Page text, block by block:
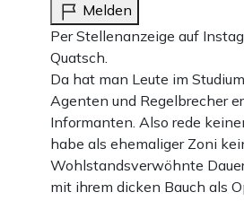
Melden
Per Stellenanzeige auf
Quatsch.
Da hat man Leute im
Agenten und Regelbrecher
Informanten. Also rede
habe als ehemaliger Zoni
Wohlstandsverwöhnte
mit ihrem dicken Bauch als